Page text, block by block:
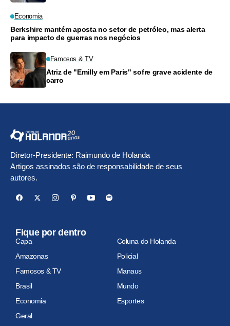
Economia
Berkshire mantém aposta no setor de petróleo, mas alerta
para impacto de guerras nos negócios
Famosos & TV
Atriz de "Emilly em Paris" sofre grave acidente de
carro
Diretor-Presidente: Raimundo de Holanda
Artigos assinados são de responsabilidade de seus
autores.
Fique por dentro
Capa
Coluna do Holanda
Amazonas
Policial
Famosos & TV
Manaus
Brasil
Mundo
Economia
Esportes
Geral